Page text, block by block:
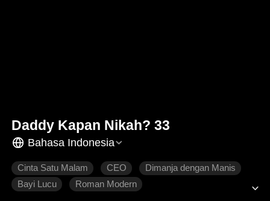
Daddy Kapan Nikah? 33
Bahasa Indonesia
Cinta Satu Malam CEO
Dimanja dengan Manis
Bayi Lucu
Roman Modern